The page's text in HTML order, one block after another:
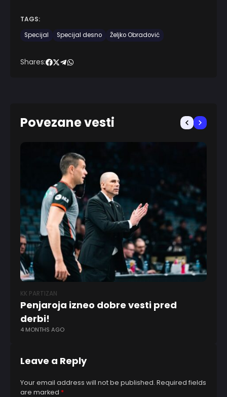
TAGS:
Specijal
Specijal desno Željko Obradović
Shares:
Povezane vesti
KK PARTIZAN
Penjaroja izneo dobre vesti pred
derbi!
4 MONTHS AGO
Leave a Reply
Your email address will not be published. Required fields
are marked *